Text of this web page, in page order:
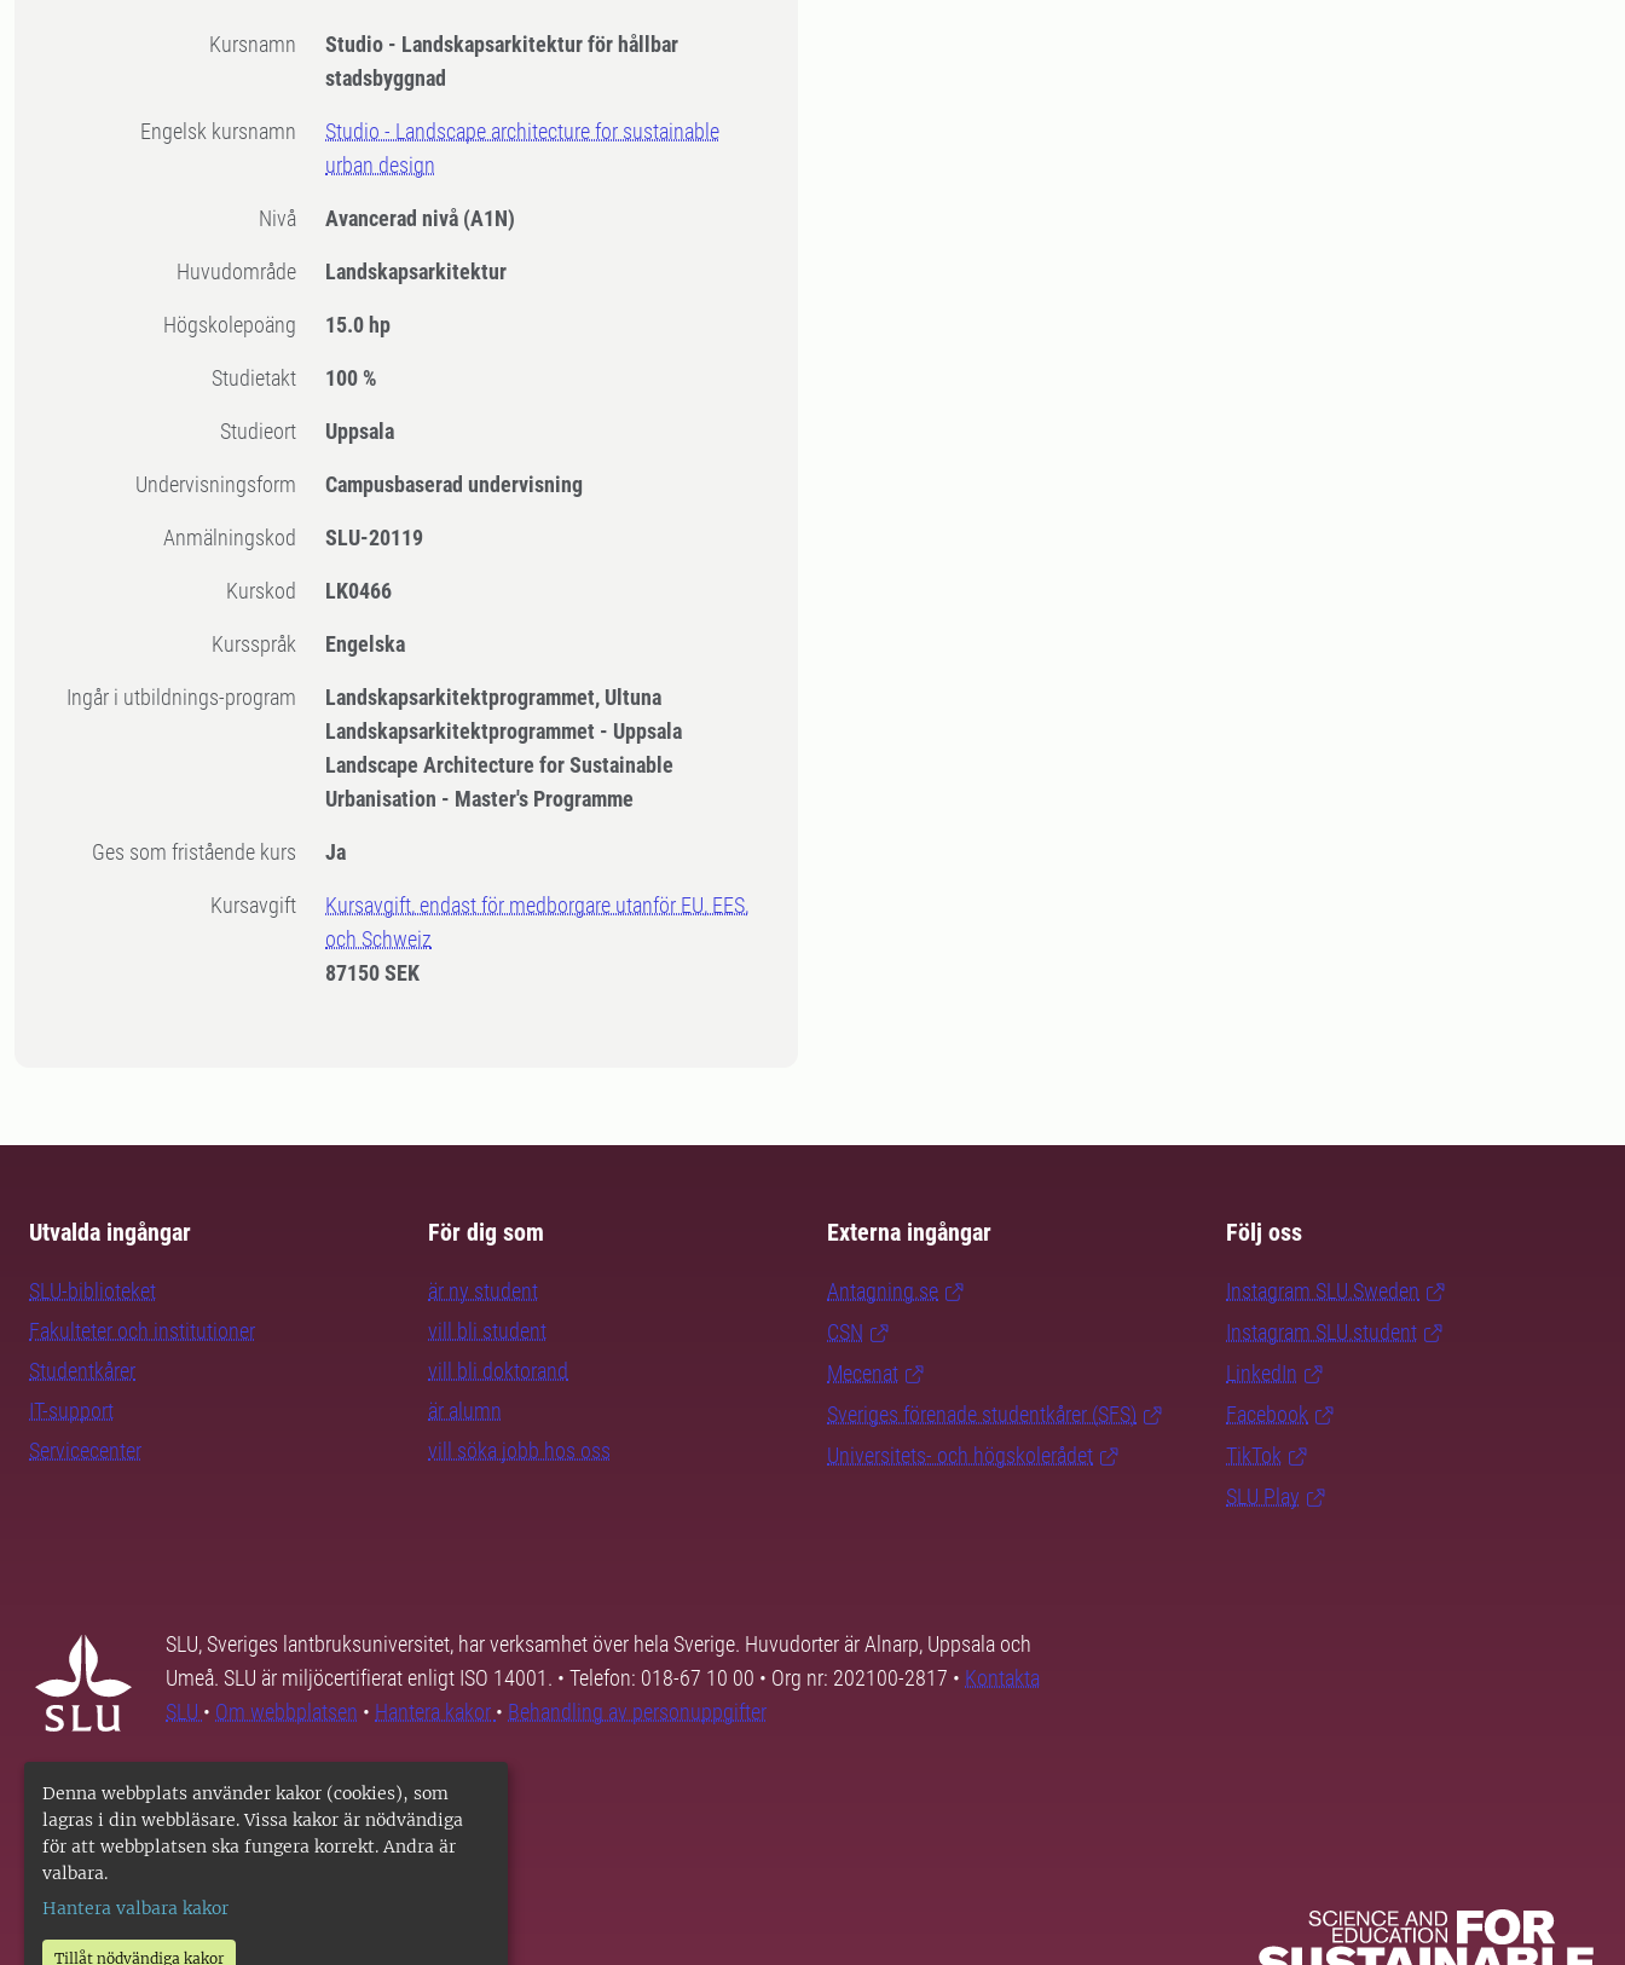
Denna webbplats använder kakor (cookies), som
lagras i din webbläsare. Vissa kakor är nödvändiga
för att webbplatsen ska fungera korrekt. Andra är
valbara.
Hantera valbara kakor
Tillåt nödvändiga kakor
Kursnamn
Studio - Landskapsarkitektur för hållbar
stadsbyggnad
Engelsk kursnamn
Studio - Landscape architecture for sustainable
urban design
Nivå Avancerad nivå (A1N)
Huvudområde Landskapsarkitektur
högskolepoäng 15.0 hp
Studietakt 100 %
Studieort Uppsala
Undervisningsform Campusbaserad undervisning
Anmälningskod SLU-20119
Kurskod LK0466
Kursspråk Engelska
Ingår i utbildnings-program
Landskapsarkitektprogrammet, Ultuna
Landskapsarkitektprogrammet - Uppsala
Landscape Architecture for Sustainable
Urbanisation - Master's Programme
Ges som fristående kurs Ja
Kursavgift
Kursavgift, endast för medborgare utanför EU, EES,
och Schweiz
87150 SEK
Utvalda ingångar
SLU-biblioteket
Fakulteter och institutioner
Studentkårer
IT-support
Servicecenter
För dig som
är ny student
vill bli student
vill bli doktorand
är alumn
vill söka jobb hos oss
Externa ingångar
Antagning.se
CSN
Mecenat
Sveriges förenade studentkårer (SFS)
Universitets- och högskolerådet
Följ oss
Instagram SLU.Sweden
Instagram SLU.student
LinkedIn
Facebook
TikTok
SLU Play
SLU, Sveriges lantbruksuniversitet, har verksamhet över hela Sverige. Huvudorter är Alnarp, Uppsala och
Umeå. SLU är miljöcertifierat enligt ISO 14001. • Telefon: 018-67 10 00 • Org nr: 202100-2817 • Kontakta
SLU • Om webbplatsen • Hantera kakor • Behandling av personuppgifter